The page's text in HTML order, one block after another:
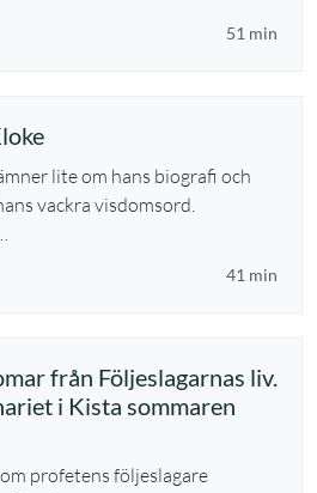
51 min
lite om hans biografi och
vackra visdomsord.
41 min
från Följeslagarnas liv.
i Kista sommaren
profetens följeslagare